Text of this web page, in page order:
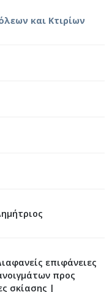
και Κτιρίων
επιφάνειες
προς
σκίασης |